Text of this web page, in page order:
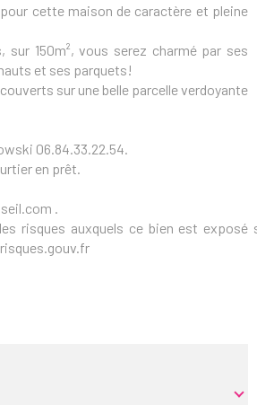
cette maison de caractère et pleine
sur 150m², vous serez charmé par ses
et ses parquets!
sur une belle parcelle verdoyante
06.84.33.22.54.
en prêt.
.
risques auxquels ce bien est